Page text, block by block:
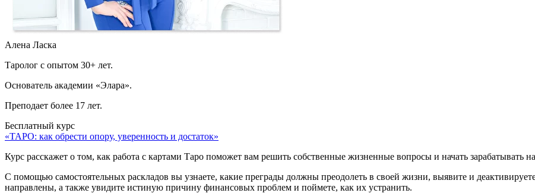
Алена Ласка
Таролог с опытом 30+ лет.
Основатель академии «Элара».
Преподает более 17 лет.
Бесплатный курс
«ТАРО: как обрести опору, уверенность и достаток»
Курс расскажет о том, как работа с картами Таро поможет вам решить собственные жизненные вопросы и начать зарабатывать
С помощью самостоятельных раскладов вы узнаете, какие преграды должны преодолеть в своей жизни, выявите и
направлены, а также увидите истиную причину финансовых проблем и поймете, как их устранить.